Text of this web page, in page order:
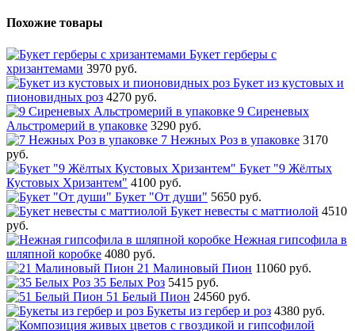
Похожие товары
Букет герберы с
хризантемами 3970 руб.
Букет из кустовых и
пионовидных роз 4270 руб.
9 Сиреневых
Альстромерий в упаковке 3290 руб.
7 Нежных Роз в упаковке 3170
руб.
Букет "9 Жёлтых
Кустовых Хризантем" 4100 руб.
Букет "От души" 5650 руб.
Букет невесты с маттиолой 4510
руб.
Нежная гипсофила в
шляпной коробке 4080 руб.
21 Малиновый Пион 11060 руб.
35 Белых Роз 5415 руб.
51 Белый Пион 24560 руб.
Букеты из гербер и роз 4380 руб.